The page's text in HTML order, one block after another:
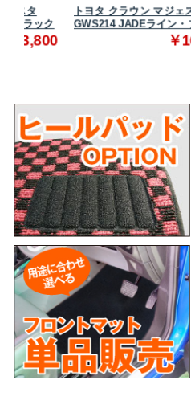
トヨタ クラウン マジェスタ
GWS214 JADEライン・ブラック
￥16,000